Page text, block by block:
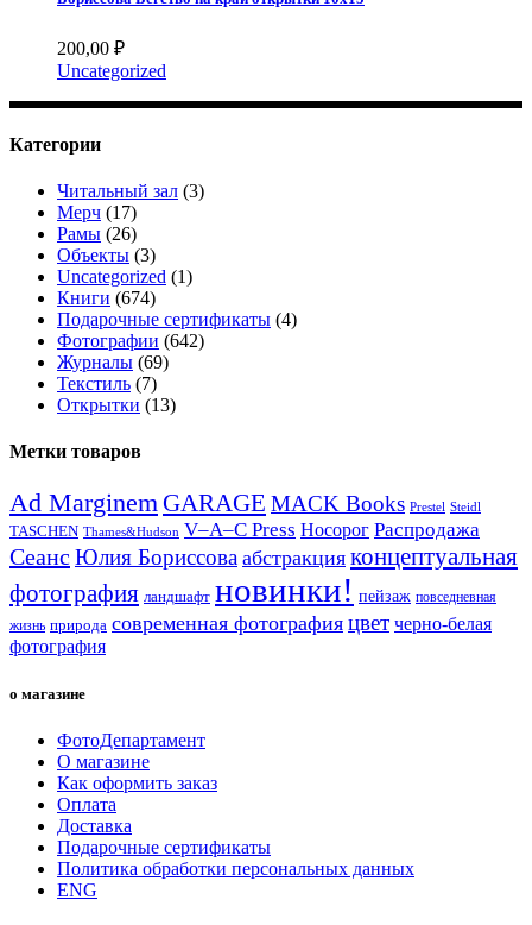
200,00 ₽
Uncategorized
Категории
Читальный зал (3)
Мерч (17)
Рамы (26)
Объекты (3)
Uncategorized (1)
Книги (674)
Подарочные сертификаты (4)
Фотографии (642)
Журналы (69)
Текстиль (7)
Открытки (13)
Метки товаров
Ad MarginemGARAGE MACK Books Prestel Steidl
TASCHEN Thames&Hudson V–A–C Press Носорог Распродажа
Сеанс Юлия Бориссова абстракция концептуальная
фотография ландшафт новинки! пейзаж повседневная
жизнь природа современная фотография цвет черно-белая
фотография
о магазине
ФотоДепартамент
О магазине
Как оформить заказ
Оплата
Доставка
Подарочные сертификаты
Политика обработки персональных данных
ENG